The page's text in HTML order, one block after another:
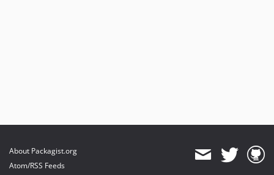
About Packagist.org
Atom/RSS Feeds